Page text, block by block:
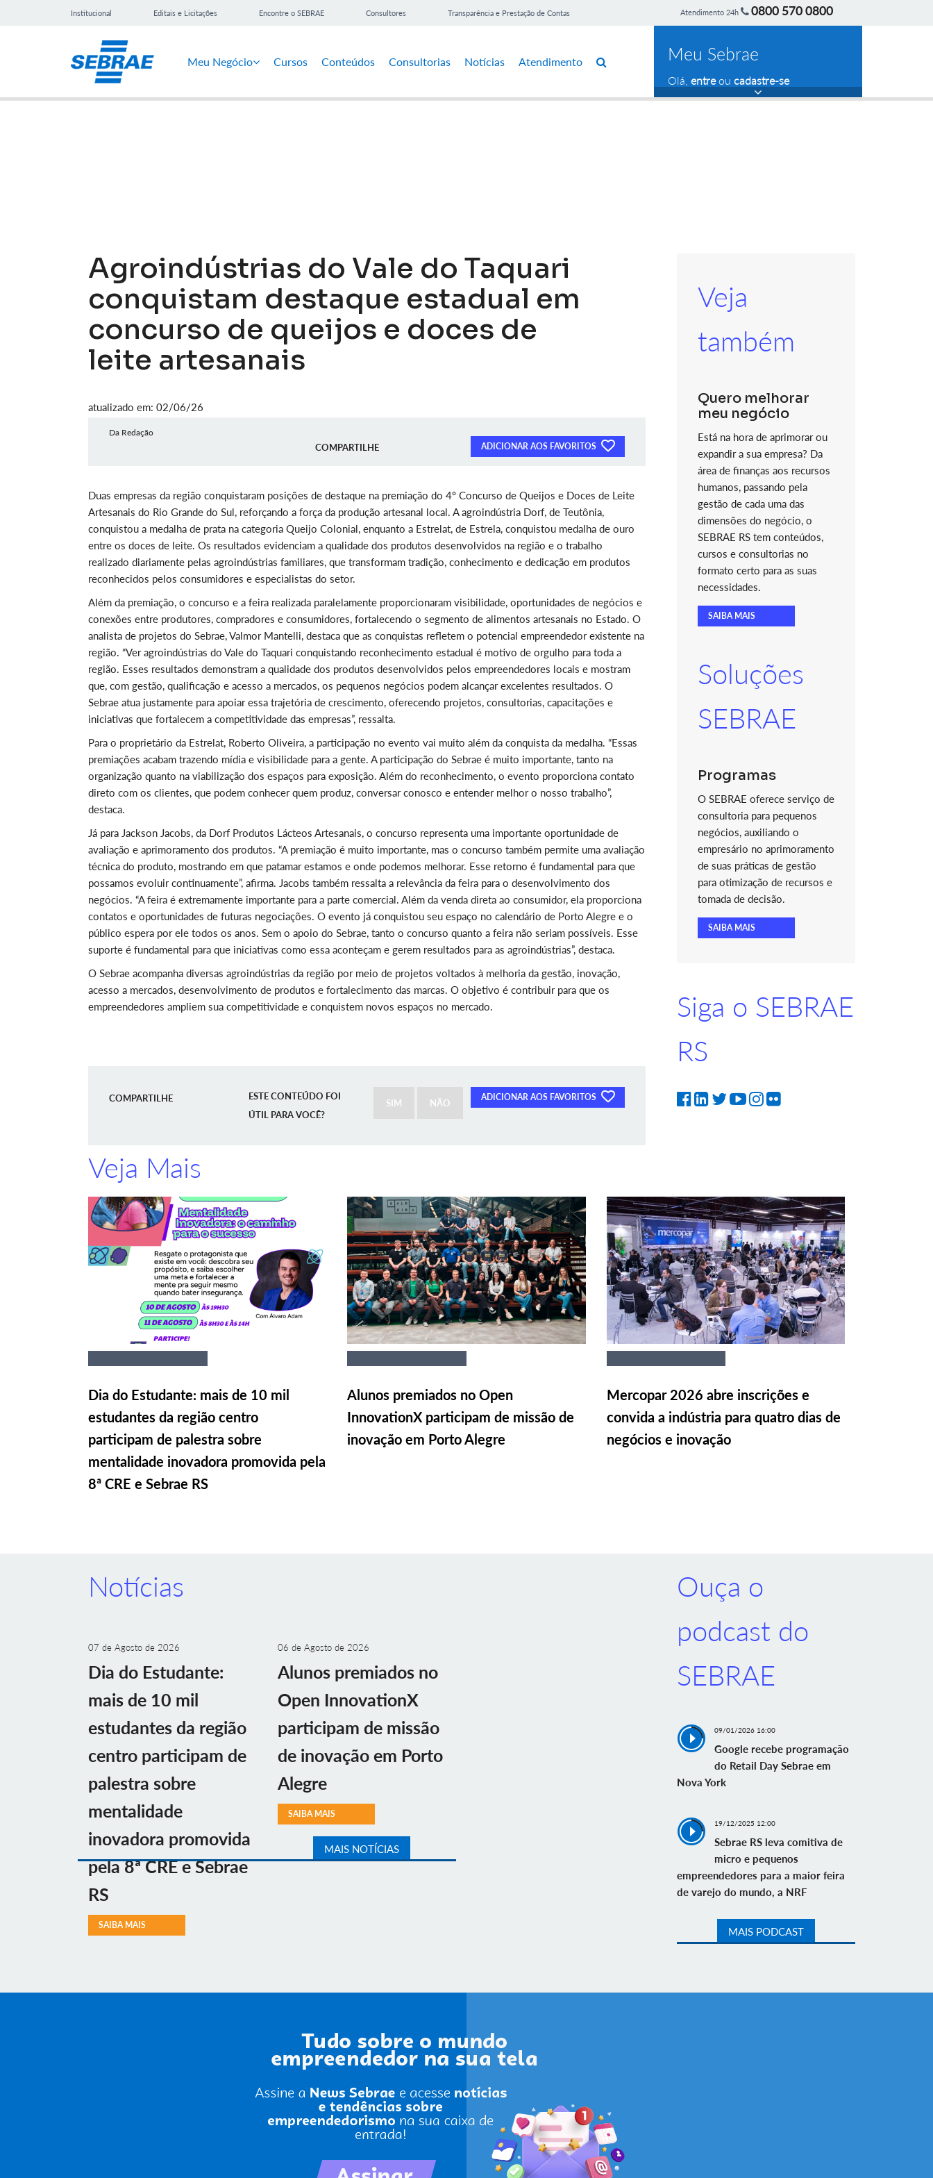
Institucional Editais e Licitações Encontre o SEBRAE Consultores Transparência e Prestação de Contas Atendimento 24h 0800 570 0800
Meu Negócio Cursos Conteúdos Consultorias Notícias Atendimento Meu Sebrae
Olá, entreou cadastre-se
Agroindústrias do Vale do Taquari
conquistam destaque estadual em
concurso de queijos e doces de
leite artesanais
atualizado em: 02/06/26
Da Redação
COMPARTILHE ADICIONAR AOS FAVORITOS
Duas empresas da região conquistaram posições de destaque na premiação do 4º Concurso de Queijos e Doces de Leite
Artesanais do Rio Grande do Sul, reforçando a força da produção artesanal local. A agroindústria Dorf, de Teutônia,
conquistou a medalha de prata na categoria Queijo Colonial, enquanto a Estrelat, de Estrela, conquistou medalha de ouro
entre os doces de leite. Os resultados evidenciam a qualidade dos produtos desenvolvidos na região e o trabalho
realizado diariamente pelas agroindústrias familiares, que transformam tradição, conhecimento e dedicação em produtos
reconhecidos pelos consumidores e especialistas do setor.
Além da premiação, o concurso e a feira realizada paralelamente proporcionaram visibilidade, oportunidades de negócios e
conexões entre produtores, compradores e consumidores, fortalecendo o segmento de alimentos artesanais no Estado. O
analista de projetos do Sebrae, Valmor Mantelli, destaca que as conquistas refletem o potencial empreendedor existente na
região. “Ver agroindústrias do Vale do Taquari conquistando reconhecimento estadual é motivo de orgulho para toda a
região. Esses resultados demonstram a qualidade dos produtos desenvolvidos pelos empreendedores locais e mostram
que, com gestão, qualificação e acesso a mercados, os pequenos negócios podem alcançar excelentes resultados. O
Sebrae atua justamente para apoiar essa trajetória de crescimento, oferecendo projetos, consultorias, capacitações e
iniciativas que fortalecem a competitividade das empresas”, ressalta.
Para o proprietário da Estrelat, Roberto Oliveira, a participação no evento vai muito além da conquista da medalha. “Essas
premiações acabam trazendo mídia e visibilidade para a gente. A participação do Sebrae é muito importante, tanto na
organização quanto na viabilização dos espaços para exposição. Além do reconhecimento, o evento proporciona contato
direto com os clientes, que podem conhecer quem produz, conversar conosco e entender melhor o nosso trabalho”,
destaca.
Já para Jackson Jacobs, da Dorf Produtos Lácteos Artesanais, o concurso representa uma importante oportunidade de
avaliação e aprimoramento dos produtos. “A premiação é muito importante, mas o concurso também permite uma avaliação
técnica do produto, mostrando em que patamar estamos e onde podemos melhorar. Esse retorno é fundamental para que
possamos evoluir continuamente”, afirma. Jacobs também ressalta a relevância da feira para o desenvolvimento dos
negócios. “A feira é extremamente importante para a parte comercial. Além da venda direta ao consumidor, ela proporciona
contatos e oportunidades de futuras negociações. O evento já conquistou seu espaço no calendário de Porto Alegre e o
público espera por ele todos os anos. Sem o apoio do Sebrae, tanto o concurso quanto a feira não seriam possíveis. Esse
suporte é fundamental para que iniciativas como essa aconteçam e gerem resultados para as agroindústrias”, destaca.
O Sebrae acompanha diversas agroindústrias da região por meio de projetos voltados à melhoria da gestão, inovação,
acesso a mercados, desenvolvimento de produtos e fortalecimento das marcas. O objetivo é contribuir para que os
empreendedores ampliem sua competitividade e conquistem novos espaços no mercado.
COMPARTILHE ADICIONAR AOS FAVORITOS
ESTE CONTEÚDO FOI
ÚTIL PARA VOCÊ?
SIM NÃO
Veja
também
Quero melhorar
meu negócio
Está na hora de aprimorar ou
expandir a sua empresa? Da
área de finanças aos recursos
humanos, passando pela
gestão de cada uma das
dimensões do negócio, o
SEBRAE RS tem conteúdos,
cursos e consultorias no
formato certo para as suas
necessidades.
SAIBA MAIS
Soluções
SEBRAE
Programas
O SEBRAE oferece serviço de
consultoria para pequenos
negócios, auxiliando o
empresário no aprimoramento
de suas práticas de gestão
para otimização de recursos e
tomada de decisão.
SAIBA MAIS
Siga o SEBRAE
RS
Veja Mais
Dia do Estudante: mais de 10 mil
estudantes da região centro
participam de palestra sobre
mentalidade inovadora promovida pela
8ª CRE e Sebrae RS
Alunos premiados no Open
InnovationX participam de missão de
inovação em Porto Alegre
Mercopar 2026 abre inscrições e
convida a indústria para quatro dias de
negócios e inovação
Notícias
07 de Agosto de 2026
Dia do Estudante:
mais de 10 mil
estudantes da região
centro participam de
palestra sobre
mentalidade
inovadora promovida
pela 8ª CRE e Sebrae
RS
SAIBA MAIS
06 de Agosto de 2026
Alunos premiados no
Open InnovationX
participam de missão
de inovação em Porto
Alegre
SAIBA MAIS
MAIS NOTÍCIAS
Ouça o
podcast do
SEBRAE
09/01/2026 16:00
Google recebe programação
do Retail Day Sebrae em
Nova York
19/12/2025 12:00
Sebrae RS leva comitiva de
micro e pequenos
empreendedores para a maior feira
de varejo do mundo, a NRF
MAIS PODCAST